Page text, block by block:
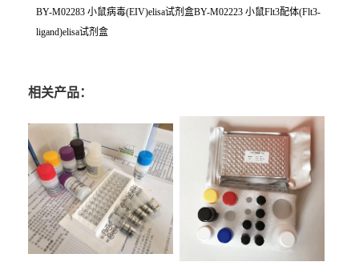
BY-M02283 小鼠病毒(EIV)elisa试剂盒BY-M02223 小鼠Flt3配体(Flt3-
ligand)elisa试剂盒
相关产品：